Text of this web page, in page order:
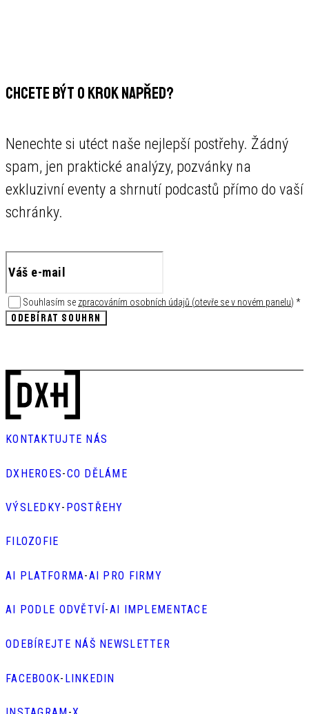
CHCETE BÝT O KROK NAPŘED?
Nenechte si utéct naše nejlepší postřehy. Žádný
spam, jen praktické analýzy, pozvánky na
exkluzivní eventy a shrnutí podcastů přímo do vaší
schránky.
Souhlasím se zpracováním osobních údajů (otevře se v novém panelu) *
ODEBÍRAT SOUHRN
KONTAKTUJTE NÁS
DXHEROES-CO DĚLÁME
VÝSLEDKY- POSTŘEHY
FILOZOFIE
AI PLATFORMA-AI PRO FIRMY
AI PODLE ODVĚTVÍ-AI IMPLEMENTACE
ODEBÍREJTE NÁŠ NEWSLETTER
FACEBOOK- LINKEDIN